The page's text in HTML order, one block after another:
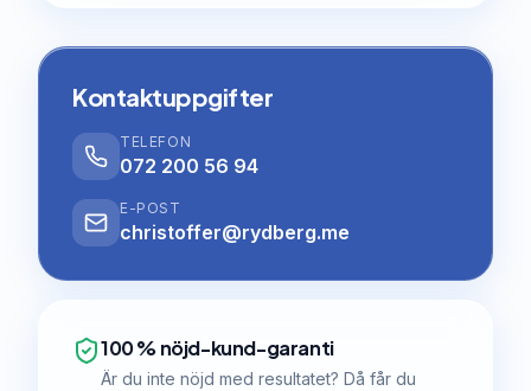
Kontaktuppgifter
TELEFON
072 200 56 94
E-POST
christoffer@rydberg.me
100 % nöjd-kund-garanti
Är du inte nöjd med resultatet? Då får du